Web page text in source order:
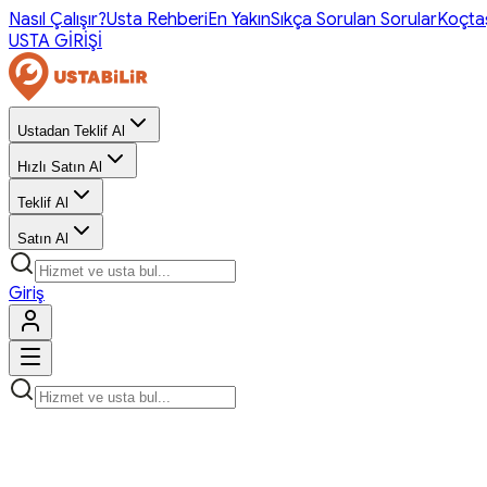
Nasıl Çalışır?Usta RehberiEn YakınSıkça Sorulan Sorular
USTA GİRİŞİ
Ustadan Teklif Al
Hızlı Satın Al
Teklif Al
Satın Al
Giriş